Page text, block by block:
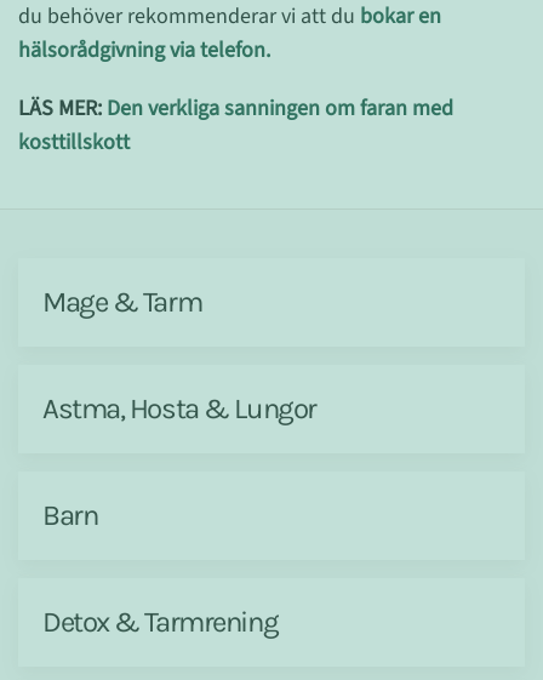
du behöver rekommenderar vi att du bokar en
hälsorådgivning via telefon.
LÄS MER: Den verkliga sanningen om faran med
kosttillskott
Mage & Tarm
Astma, Hosta & Lungor
Barn
Detox & Tarmrening